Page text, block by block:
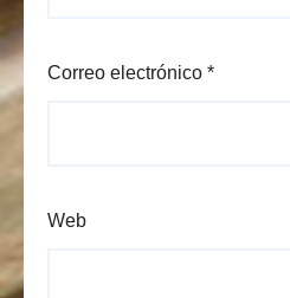
Correo electrónico *
Web